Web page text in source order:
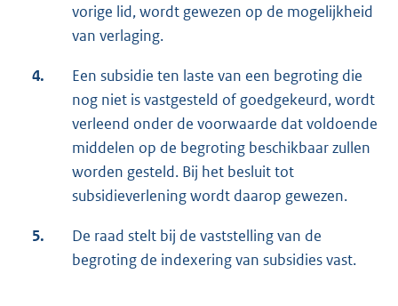
vorige lid, wordt gewezen op de mogelijkheid
van verlaging.
4.
Een subsidie ten laste van een begroting die
nog niet is vastgesteld of goedgekeurd, wordt
verleend onder de voorwaarde dat voldoende
middelen op de begroting beschikbaar zullen
worden gesteld. Bij het besluit tot
subsidieverlening wordt daarop gewezen.
5.
De raad stelt bij de vaststelling van de
begroting de indexering van subsidies vast.